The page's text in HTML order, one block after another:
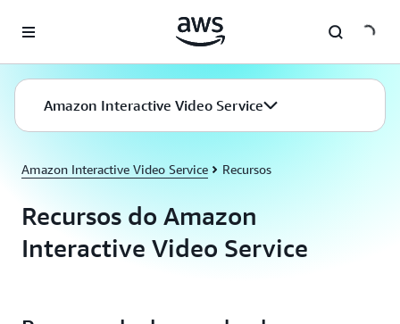
Pular para o conteúdo principal
Amazon Interactive Video Service Recursos
Recursos do Amazon
Interactive Video Service
Amazon Interactive Video Service